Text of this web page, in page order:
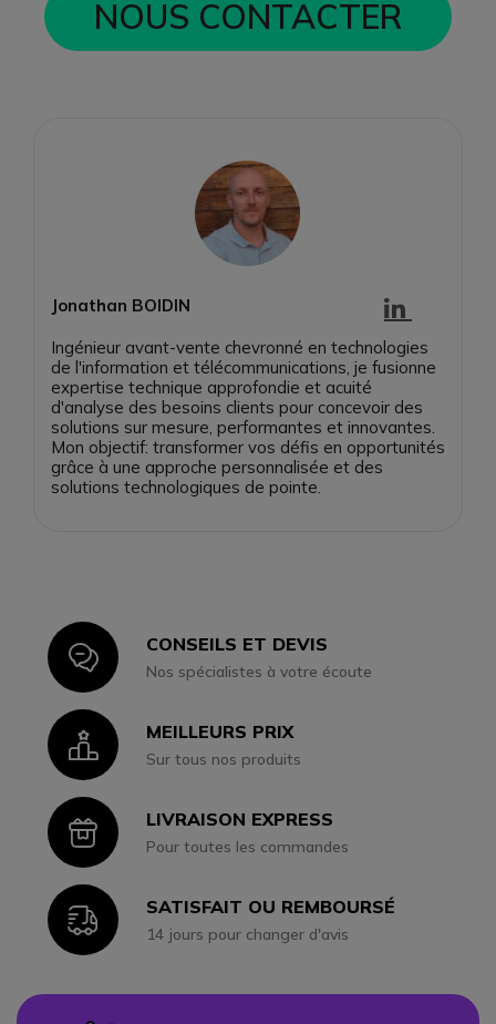
NOUS CONTACTER
Jonathan BOIDIN
Ingénieur avant-vente chevronné en technologies
de l'information et télécommunications, je fusionne
expertise technique approfondie et acuité
d'analyse des besoins clients pour concevoir des
solutions sur mesure, performantes et innovantes.
Mon objectif: transformer vos défis en opportunités
grâce à une approche personnalisée et des
solutions technologiques de pointe.
IconCONSEILS ET DEVIS
Nos spécialistes à votre écoute
IconMEILLEURS PRIX
Sur tous nos produits
IconLIVRAISON EXPRESS
Pour toutes les commandes
IconSATISFAIT OU REMBOURSÉ
14 jours pour changer d'avis